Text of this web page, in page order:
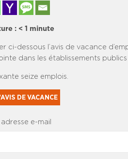
: < 1 minute
ci-dessous l’avis de vacance
dans les établissements
seize emplois.
DE VACANCE
e-mail